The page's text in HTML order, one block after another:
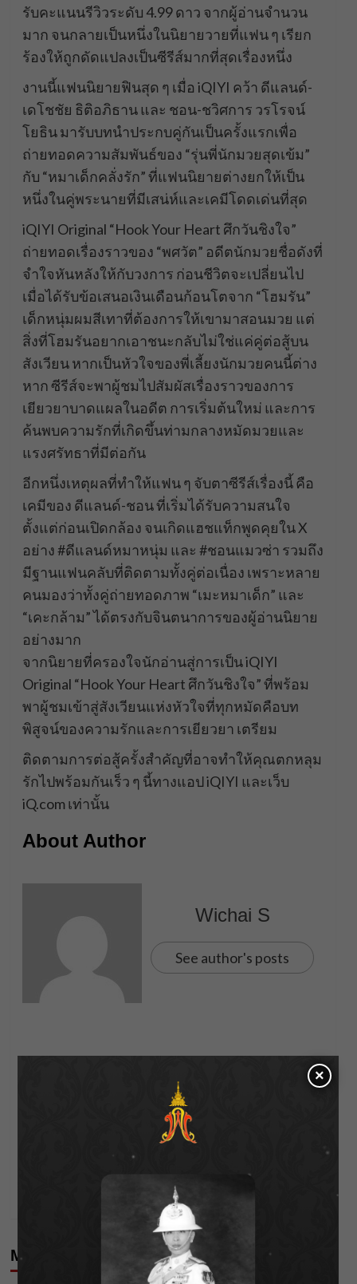
รับคะแนนรีวิวระดับ 4.99 ดาว จากผู้อ่านจำนวน
มาก จนกลายเป็นหนึ่งในนิยายวายที่แฟน ๆ เรียก
ร้องให้ถูกดัดแปลงเป็นซีรีส์มากที่สุดเรื่องหนึ่ง
งานนี้แฟนนิยายฟินสุด ๆ เมื่อ iQIYI คว้า ดีแลนด์-
เดโชชัย ธิติอภิธาน และ ชอน-ชวิศการ วรโรจน์
โยธิน มารับบทนำประกบคู่กันเป็นครั้งแรกเพื่อ
ถ่ายทอดความสัมพันธ์ของ “รุ่นพี่นักมวยสุดเข้ม”
กับ “หมาเด็กคลั่งรัก” ที่แฟนนิยายต่างยกให้เป็น
หนึ่งในคู่พระนายที่มีเสน่ห์และเคมีโดดเด่นที่สุด
iQIYI Original “Hook Your Heart ศึกวันชิงใจ”
ถ่ายทอดเรื่องราวของ “พศวัต” อดีตนักมวยชื่อดังที่
จำใจหันหลังให้กับวงการ ก่อนชีวิตจะเปลี่ยนไป
เมื่อได้รับข้อเสนอเงินเดือนก้อนโตจาก “โฮมรัน”
เด็กหนุ่มผมสีเทาที่ต้องการให้เขามาสอนมวย แต่
สิ่งที่โฮมรันอยากเอาชนะกลับไม่ใช่แค่คู่ต่อสู้บน
สังเวียน หากเป็นหัวใจของพี่เลี้ยงนักมวยคนนี้ต่าง
หาก ซีรีส์จะพาผู้ชมไปสัมผัสเรื่องราวของการ
เยียวยาบาดแผลในอดีต การเริ่มต้นใหม่ และการ
ค้นพบความรักที่เกิดขึ้นท่ามกลางหมัดมวยและ
แรงศรัทธาที่มีต่อกัน
อีกหนึ่งเหตุผลที่ทำให้แฟน ๆ จับตาซีรีส์เรื่องนี้ คือ
เคมีของ ดีแลนด์-ชอน ที่เริ่มได้รับความสนใจ
ตั้งแต่ก่อนเปิดกล้อง จนเกิดแฮชแท็กพูดคุยใน X
อย่าง #ดีแลนด์หมาหนุ่ม และ #ชอนแมวซ่า รวมถึง
มีฐานแฟนคลับที่ติดตามทั้งคู่ต่อเนื่อง เพราะหลาย
คนมองว่าทั้งคู่ถ่ายทอดภาพ “เมะหมาเด็ก” และ
“เคะกล้าม” ได้ตรงกับจินตนาการของผู้อ่านนิยาย
อย่างมาก
จากนิยายที่ครองใจนักอ่านสู่การเป็น iQIYI
Original “Hook Your Heart ศึกวันชิงใจ” ที่พร้อม
พาผู้ชมเข้าสู่สังเวียนแห่งหัวใจที่ทุกหมัดคือบท
พิสูจน์ของความรักและการเยียวยา เตรียม
ติดตามการต่อสู้ครั้งสำคัญที่อาจทำให้คุณตกหลุม
รักไปพร้อมกันเร็ว ๆ นี้ทางแอป iQIYI และเว็บ
iQ.com เท่านั้น
About Author
Wichai S
See author's posts
iQIYI เดินหน้าเสริมทัพซีรีส์วายคุณภาพ! ถือฤกษ์
บวงสรวง iQIYI Original “LUST ลุ่มหลง” ซีรีส์แซ่บซี๊ด
เสริมความมั่นคงด้านน้ำทั่วประเทศ
More Stories
×